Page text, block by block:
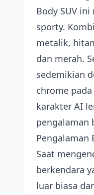
Body SUV
sporty.
metalik,
dan merah.
sedemikian
chrome
karakter AI
pengalaman
Pengalaman
Saat
berkendara
luar biasa